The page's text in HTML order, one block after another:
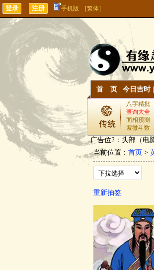
手机版 [繁体]
首 页 今日吉时|
八字精批
查询大全
面相预测
紫微斗数
广告位2：头部（电
当前位置： 首页 >
重新抽签